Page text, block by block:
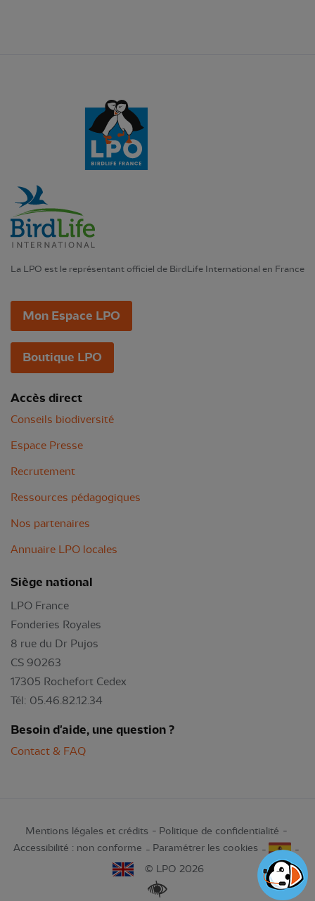
La LPO est le représentant officiel de BirdLife International en France
Mon Espace LPO
Boutique LPO
Accès direct
Conseils biodiversité
Espace Presse
Recrutement
Ressources pédagogiques
Nos partenaires
Annuaire LPO locales
Siège national
LPO France
Fonderies Royales
8 rue du Dr Pujos
CS 90263
17305 Rochefort Cedex
Tél: 05.46.82.12.34
Besoin d'aide, une question ?
Contact & FAQ
Mentions légales et crédits
Politique de confidentialité
Accessibilité : non conforme
Paramétrer les cookies
© LPO 2026
Renforcer les contrastes